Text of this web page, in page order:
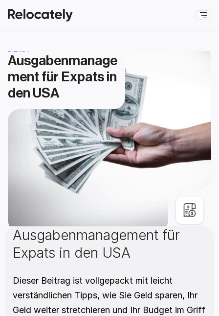
Ausgabenmanage
ment für Expats in
den USA
Ausgabenmanagement für
Expats in den USA
Dieser Beitrag ist vollgepackt mit leicht
verständlichen Tipps, wie Sie Geld sparen, Ihr
Geld weiter stretchieren und Ihr Budget im Griff